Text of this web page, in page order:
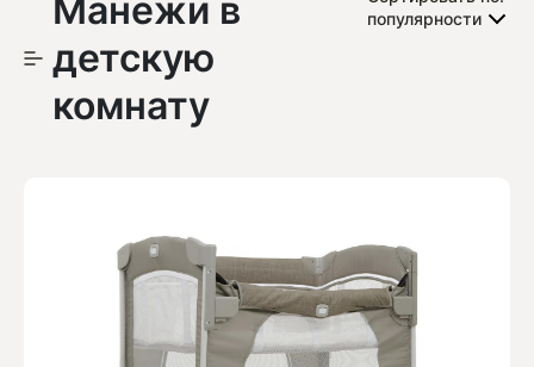
Манежи в
детскую
комнату
популярности